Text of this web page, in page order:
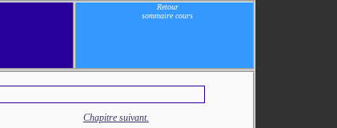
Retour
sommaire cours
Chapitre suivant.